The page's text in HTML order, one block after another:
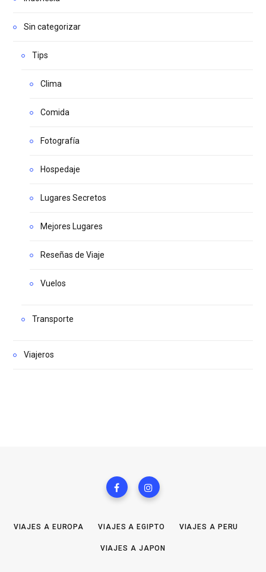
Sin categorizar
Tips
Clima
Comida
Fotografía
Hospedaje
Lugares Secretos
Mejores Lugares
Reseñas de Viaje
Vuelos
Transporte
Viajeros
VIAJES A EUROPA VIAJES A EGIPTO VIAJES A PERU
VIAJES A JAPON